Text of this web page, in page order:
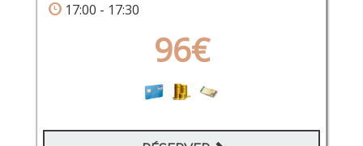
17:00 - 17:30
96€